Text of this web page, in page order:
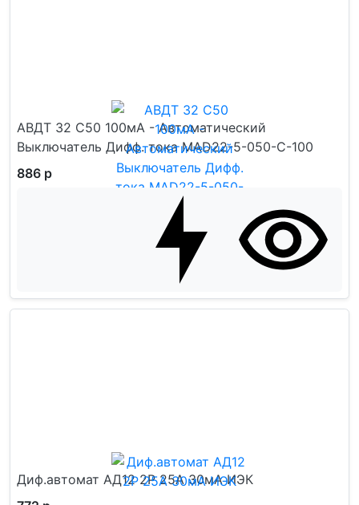
АВДТ 32 C50 100мА - Автоматический
Выключатель Дифф. тока MAD22-5-050-C-100
886 р
Диф.автомат АД12 2Р 25А 30мА ИЭК